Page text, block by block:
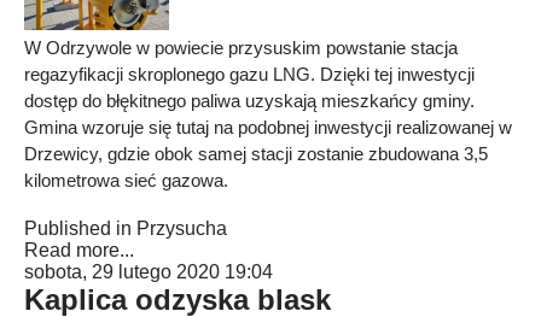
W Odrzywole w powiecie przysuskim powstanie stacja
regazyfikacji skroplonego gazu LNG. Dzięki tej inwestycji
dostęp do błękitnego paliwa uzyskają mieszkańcy gminy.
Gmina wzoruje się tutaj na podobnej inwestycji realizowanej w
Drzewicy, gdzie obok samej stacji zostanie zbudowana 3,5
kilometrowa sieć gazowa.
Published in Przysucha
Read more...
sobota, 29 lutego 2020 19:04
Kaplica odzyska blask